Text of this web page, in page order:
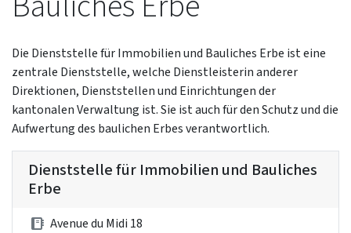
Die Dienststelle für Immobilien und Bauliches Erbe ist eine
zentrale Dienststelle, welche Dienstleisterin anderer
Direktionen, Dienststellen und Einrichtungen der
kantonalen Verwaltung ist. Sie ist auch für den Schutz und die
Aufwertung des baulichen Erbes verantwortlich.
Dienststelle für Immobilien und Bauliches
Erbe
Avenue du Midi 18